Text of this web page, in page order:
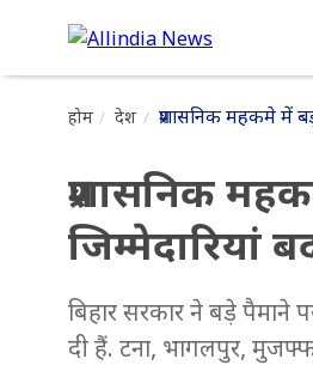
होम देश प्रशासनिक महकमे में
प्रशासनिक
जिम्मेदारियां
बिहार सरकार ने बड़े पैमाने
दी हैं. टना, भागलपुर,